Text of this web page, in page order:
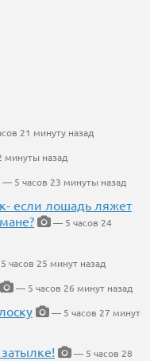
21 минуту назад
минуты назад
— 5 часов 23 минуты назад
если лошадь ляжет
— 5 часов 24
часов 25 минут назад
— 5 часов 26 минут назад
— 5 часов 27 минут
— 5 часов 28